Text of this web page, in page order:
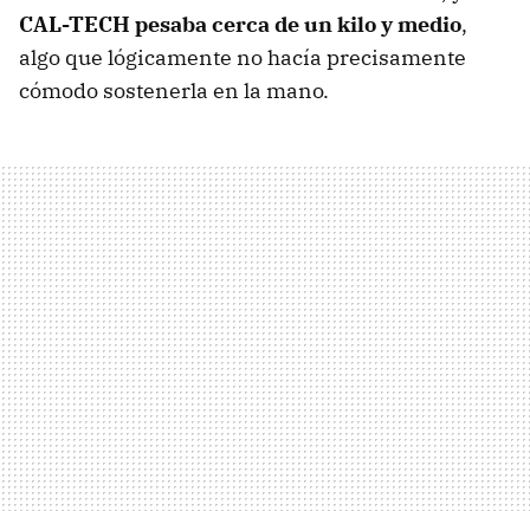
CAL-TECH pesaba cerca de un kilo y medio,
algo que lógicamente no hacía precisamente
cómodo sostenerla en la mano.